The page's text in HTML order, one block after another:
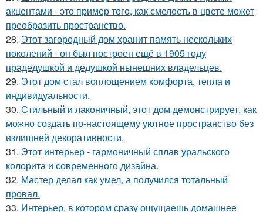
акцентами - это пример того, как смелость в цвете может
преобразить пространство.
28. Этот загородный дом хранит память нескольких
поколений - он был построен ещё в 1905 году
прадедушкой и дедушкой нынешних владельцев.
29. Этот дом стал воплощением комфорта, тепла и
индивидуальности.
30. Стильный и лаконичный, этот дом демонстрирует, как
можно создать по-настоящему уютное пространство без
излишней декоративности.
31. Этот интерьер - гармоничный сплав уральского
колорита и современного дизайна.
32. Мастер делал как умел, а получился тотальный
провал.
33. Интерьер, в котором сразу ощущаешь домашнее